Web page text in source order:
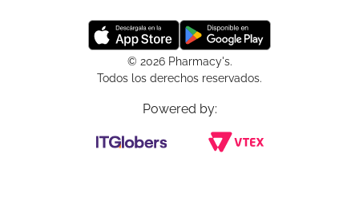
© 2026 Pharmacy's.
Todos los derechos reservados.
Powered by: